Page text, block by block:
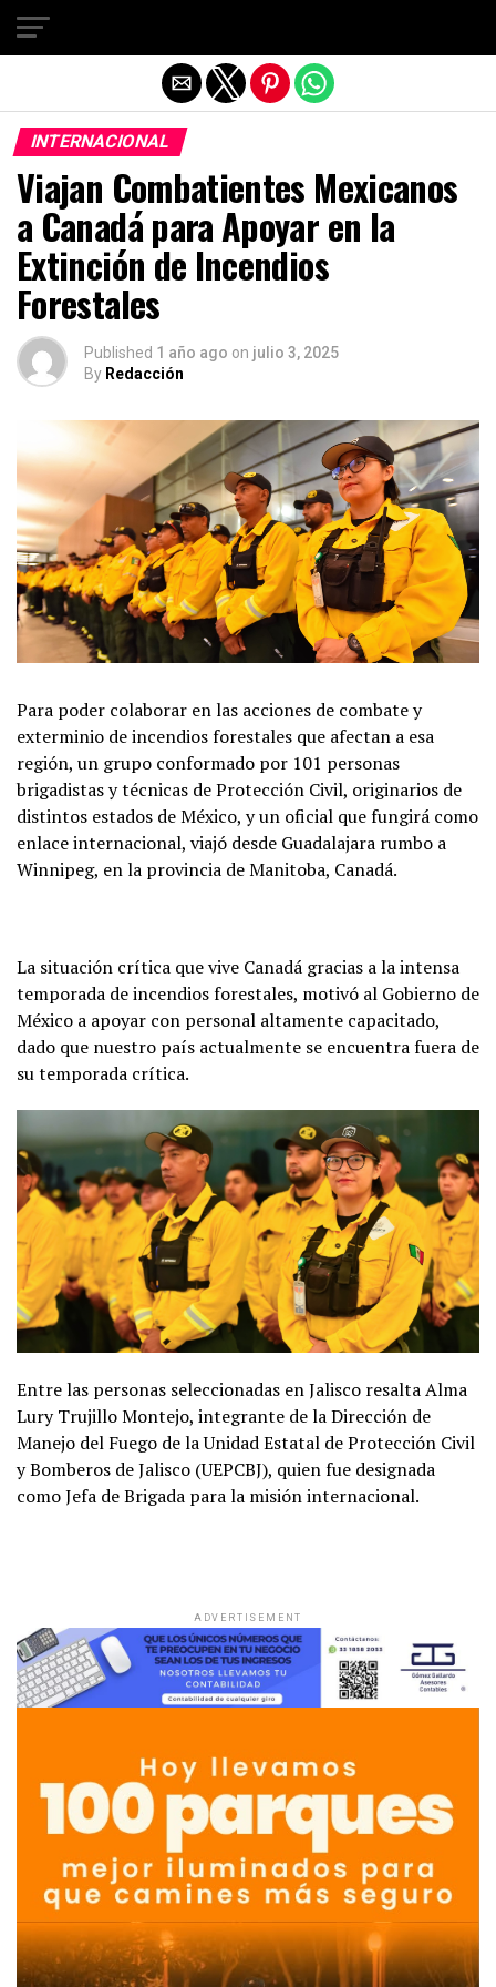
INTERNACIONAL
Viajan Combatientes Mexicanos
a Canadá para Apoyar en la
Extinción de Incendios
Forestales
Published 1 año ago on julio 3, 2025
By Redacción
Para poder colaborar en las acciones de combate y
exterminio de incendios forestales que afectan a esa
región, un grupo conformado por 101 personas
brigadistas y técnicas de Protección Civil, originarios de
distintos estados de México, y un oficial que fungirá como
enlace internacional, viajó desde Guadalajara rumbo a
Winnipeg, en la provincia de Manitoba, Canadá.
La situación crítica que vive Canadá gracias a la intensa
temporada de incendios forestales, motivó al Gobierno de
México a apoyar con personal altamente capacitado,
dado que nuestro país actualmente se encuentra fuera de
su temporada crítica.
Entre las personas seleccionadas en Jalisco resalta Alma
Lury Trujillo Montejo, integrante de la Dirección de
Manejo del Fuego de la Unidad Estatal de Protección Civil
y Bomberos de Jalisco (UEPCBJ), quien fue designada
como Jefa de Brigada para la misión internacional.
ADVERTISEMENT